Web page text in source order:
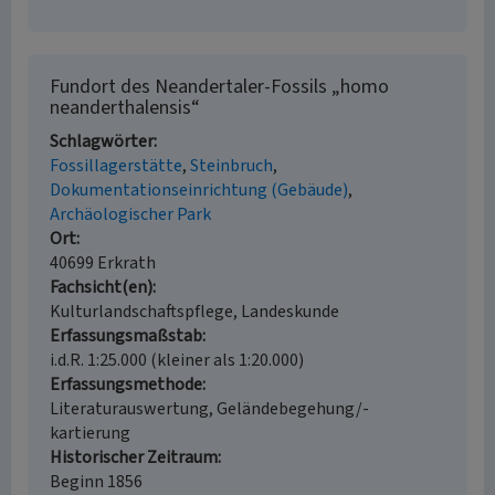
Fundort des Neandertaler-Fossils „homo
neanderthalensis“
Schlagwörter
Fossillagerstätte Steinbruch
Dokumentationseinrichtung (Gebäude)
Archäologischer Park
Ort
40699 Erkrath
Fachsicht(en)
Kulturlandschaftspflege, Landeskunde
Erfassungsmaßstab
i.d.R. 1:25.000 (kleiner als 1:20.000)
Erfassungsmethode
Literaturauswertung, Geländebegehung/-
kartierung
Historischer Zeitraum
Beginn 1856